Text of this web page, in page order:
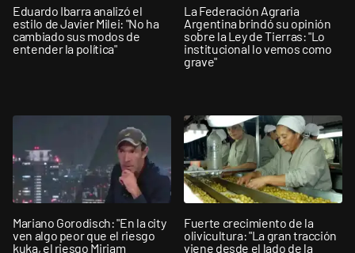
Eduardo Ibarra analizó el
estilo de Javier Milei: "No ha
cambiado sus modos de
entender la política"
La Federación Agraria
Argentina brindó su opinión
sobre la Ley de Tierras: "Lo
institucional lo vemos como
grave"
Mariano Gorodisch: "En la city
ven algo peor que el riesgo
kuka, el riesgo Miriam
Fuerte crecimiento de la
olivicultura: "La gran tracción
viene desde el lado de la